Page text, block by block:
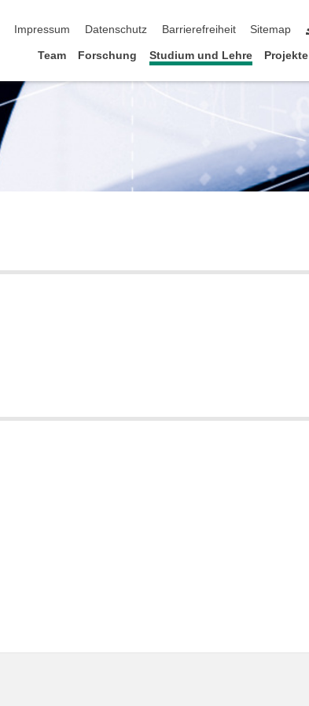
Impressum Datenschutz Barrierefreiheit Sitemap
Team Forschung Studium und Lehre Projekte